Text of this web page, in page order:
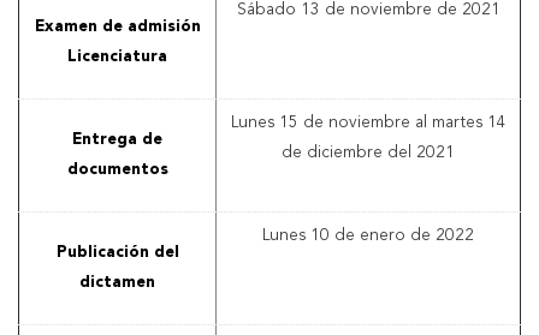
Examen de admisión
Licenciatura
Sábado 13 de noviembre de 2021
Entrega de
documentos
Lunes 15 de noviembre al martes 14
de diciembre del 2021
Publicación del
dictamen
Lunes 10 de enero de 2022